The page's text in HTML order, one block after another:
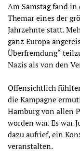
Am Samstag fand
Themar eines der
Jahrzehnte statt.
ganz Europa
Überfremdung“
Nazis als von den
Offensichtlich
die Kampagne
Hamburg von allen
worden war. Es war
dazu aufrief, ein
veranstalten.